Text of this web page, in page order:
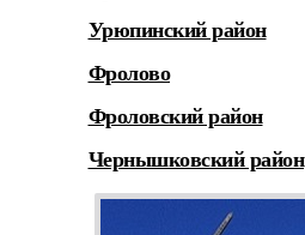
Урюпинский район
Фролово
Фроловский район
Чернышковский район